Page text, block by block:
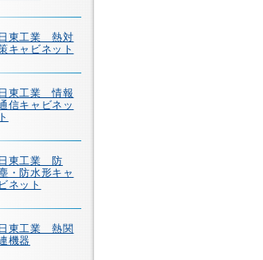
日東工業 熱対
キャビネット
日東工業 情報
信キャビネッ
ト
日東工業 防
・防水形キャ
ビネット
日東工業 熱関
機器